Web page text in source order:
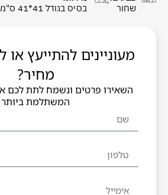
שחור
בסיס בגודל 41*41 ס"מ
מעוניינים להתייעץ
מחיר?
השאירו פרטים ונשמח לתת לכם
המשתלמת ביותר